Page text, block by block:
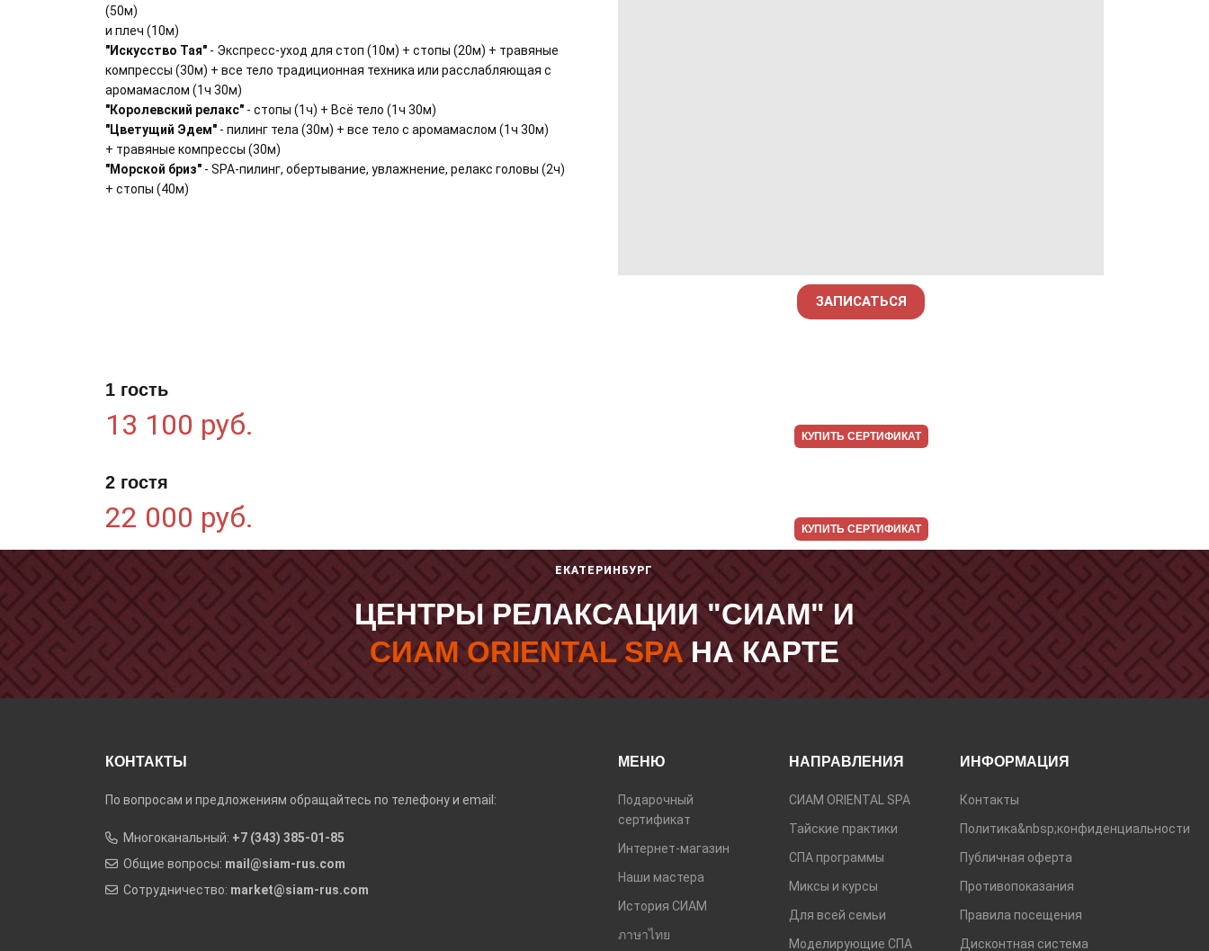
(50м)
и плеч (10м)
"Искусство Тая" - Экспресс-уход для стоп (10м) + стопы (20м) + травяные
компрессы (30м) + все тело традиционная техника или расслабляющая с
аромамаслом (1ч 30м)
"Королевский релакс" - стопы (1ч) + Всё тело (1ч 30м)
"Цветущий Эдем" - пилинг тела (30м) + все тело с аромамаслом (1ч 30м)
+ травяные компрессы (30м)
"Морской бриз" - SPA-пилинг, обертывание, увлажнение, релакс головы (2ч)
+ стопы (40м)
ЗАПИСАТЬСЯ
1 гость
13 100 руб. КУПИТЬ СЕРТИФИКАТ
2 гостя
22 000 руб. КУПИТЬ СЕРТИФИКАТ
ЕКАТЕРИНБУРГ
ЦЕНТРЫ РЕЛАКСАЦИИ "СИАМ" И
СИАМ ORIENTAL SPAНА КАРТЕ
КОНТАКТЫ
По вопросам и предложениям обращайтесь по телефону и email:
Многоканальный: +7 (343) 385-01-85
Общие вопросы: mail@siam-rus.com
Сотрудничество: market@siam-rus.com
МЕНЮ
Подарочный
сертификат
Интернет-магазин
Наши мастера
История СИАМ
ภาษาไทย
НАПРАВЛЕНИЯ
СИАМ ORIENTAL SPA
Тайские практики
СПА программы
Миксы и курсы
Для всей семьи
Моделирующие СПА
ИНФОРМАЦИЯ
Контакты
Политика&nbsp;конфиденциальности
Публичная оферта
Противопоказания
Правила посещения
Дисконтная система